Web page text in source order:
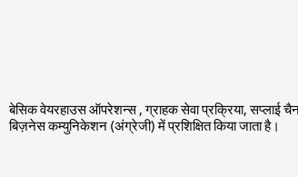
बेसिक वेयरहाउस ऑपरेशन्स , ग्राहक सेवा प्रक्रिया, सप्लाई
बिज़नेस कम्युनिकेशन (अंग्रेजी) में प्रशिक्षित किया जाता है।